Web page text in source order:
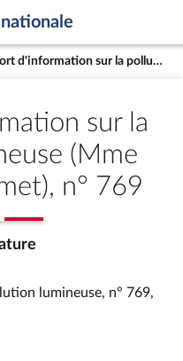
Rapport d'information sur la pollution lumineuse (Mme Annick Jacquemet), n° 769
sur la
(Mme
n° 769
lumineuse, n° 769,